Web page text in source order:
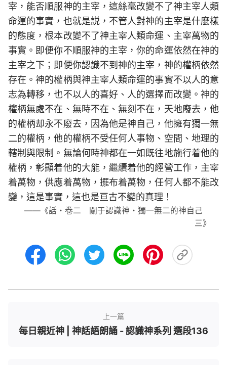
宰，能否順服神的主宰，這絲毫改變不了神主宰人類
命運的事實，也就是説，不管人對神的主宰是什麽樣
的態度，根本改變不了神主宰人類命運、主宰萬物的
事實。即便你不順服神的主宰，你的命運依然在神的
主宰之下；即便你認識不到神的主宰，神的權柄依然
存在。神的權柄與神主宰人類命運的事實不以人的意
志為轉移，也不以人的喜好、人的選擇而改變。神的
權柄無處不在、無時不在、無刻不在，天地廢去，他
的權柄却永不廢去，因為他是神自己，他擁有獨一無
二的權柄，他的權柄不受任何人事物、空間、地理的
轄制與限制。無論何時神都在一如既往地施行着他的
權柄，彰顯着他的大能，繼續着他的經營工作，主宰
着萬物，供應着萬物，擺布着萬物，任何人都不能改
變，這是事實，這也是亘古不變的真理！
——《話・卷二 關于認識神・獨一無二的神自己
三》
上一篇
每日親近神 | 神話語朗誦 - 認識神系列 選段136